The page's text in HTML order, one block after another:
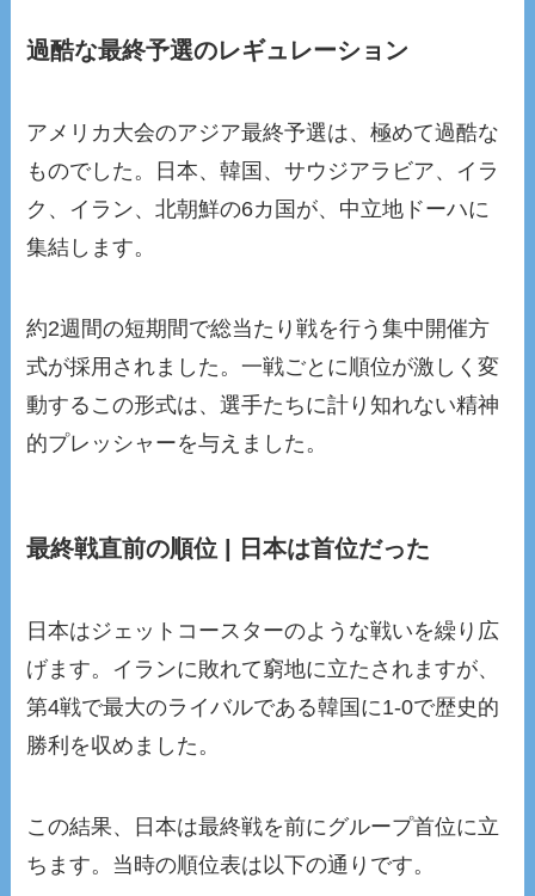
過酷な最終予選のレギュレーション
アメリカ大会のアジア最終予選は、極めて過酷な
ものでした。日本、韓国、サウジアラビア、イラ
ク、イラン、北朝鮮の6カ国が、中立地ドーハに
集結します。
約2週間の短期間で総当たり戦を行う集中開催方
式が採用されました。一戦ごとに順位が激しく変
動するこの形式は、選手たちに計り知れない精神
的プレッシャーを与えました。
最終戦直前の順位 | 日本は首位だった
日本はジェットコースターのような戦いを繰り広
げます。イランに敗れて窮地に立たされますが、
第4戦で最大のライバルである韓国に1-0で歴史的
勝利を収めました。
この結果、日本は最終戦を前にグループ首位に立
ちます。当時の順位表は以下の通りです。